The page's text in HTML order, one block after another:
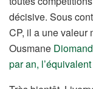
décisive. Sous
CP, il a une valeur
Ousmane
par an,